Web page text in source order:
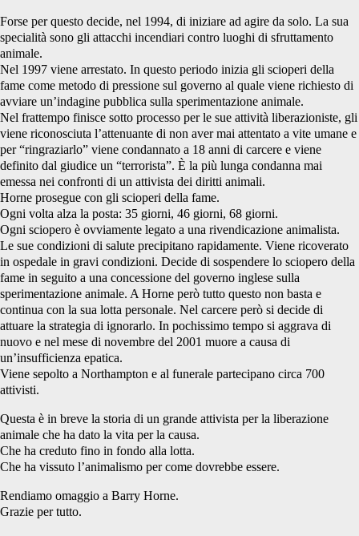
Forse per questo decide, nel 1994, di iniziare ad agire da solo. La sua
specialità sono gli attacchi incendiari contro luoghi di sfruttamento
animale.
Nel 1997 viene arrestato. In questo periodo inizia gli scioperi della
fame come metodo di pressione sul governo al quale viene richiesto di
avviare un’indagine pubblica sulla sperimentazione animale.
Nel frattempo finisce sotto processo per le sue attività liberazioniste, gli
viene riconosciuta l’attenuante di non aver mai attentato a vite umane e
per “ringraziarlo” viene condannato a 18 anni di carcere e viene
definito dal giudice un “terrorista”. È la più lunga condanna mai
emessa nei confronti di un attivista dei diritti animali.
Horne prosegue con gli scioperi della fame.
Ogni volta alza la posta: 35 giorni, 46 giorni, 68 giorni.
Ogni sciopero è ovviamente legato a una rivendicazione animalista.
Le sue condizioni di salute precipitano rapidamente. Viene ricoverato
in ospedale in gravi condizioni. Decide di sospendere lo sciopero della
fame in seguito a una concessione del governo inglese sulla
sperimentazione animale. A Horne però tutto questo non basta e
continua con la sua lotta personale. Nel carcere però si decide di
attuare la strategia di ignorarlo. In pochissimo tempo si aggrava di
nuovo e nel mese di novembre del 2001 muore a causa di
un’insufficienza epatica.
Viene sepolto a Northampton e al funerale partecipano circa 700
attivisti.
Questa è in breve la storia di un grande attivista per la liberazione
animale che ha dato la vita per la causa.
Che ha creduto fino in fondo alla lotta.
Che ha vissuto l’animalismo per come dovrebbe essere.
Rendiamo omaggio a Barry Horne.
Grazie per tutto.